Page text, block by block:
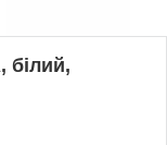
білий,